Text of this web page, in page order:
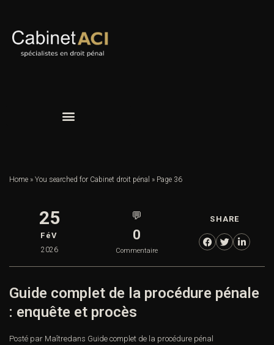
Home » You searched for Cabinet droit pénal » Page 36
25
FéV
2026
💬
0
Commentaire
SHARE
Guide complet de la procédure pénale
: enquête et procès
Posté par Maîtredans Guide complet de la procédure pénal